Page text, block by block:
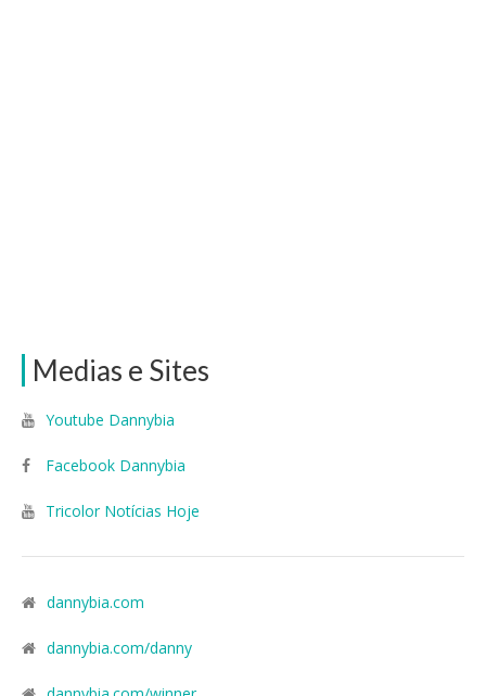
Medias e Sites
Youtube Dannybia
Facebook Dannybia
Tricolor Notícias Hoje
dannybia.com
dannybia.com/danny